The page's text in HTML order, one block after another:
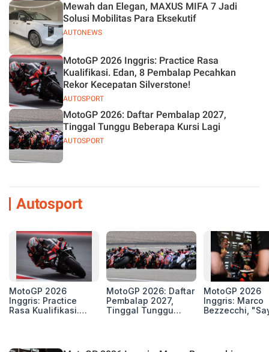
AUTONEWS
Mewah dan Elegan, MAXUS MIFA 7 Jadi
Solusi Mobilitas Para Eksekutif
AUTOSPORT
MotoGP 2026 Inggris: Practice Rasa
Kualifikasi. Edan, 8 Pembalap Pecahkan
Rekor Kecepatan Silverstone!
AUTOSPORT
MotoGP 2026: Daftar Pembalap 2027,
Tinggal Tunggu Beberapa Kursi Lagi
Autosport
MotoGP 2026
Inggris: Practice
Rasa Kualifikasi.
Silverstone!
MotoGP 2026: Daftar
Pembalap 2027,
Tinggal Tunggu
MotoGP 2026
Inggris: Marco
Bezzecchi,